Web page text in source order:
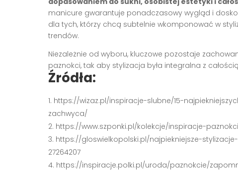
manicure gwarantuje ponadczasowy wygląd i
dla tych, którzy chcą subtelnie wkomponować w
trendów.
Niezależnie od wyboru, kluczowe pozostaje
paznokci, tak aby stylizacja była integralna z
Źródła:
https://wizaz.pl/inspiracje-slubne/15-
zachwyca/
https://www.szponki.pl/kolekcje/inspiracje-
https://gloswielkopolski.pl/najpiekniejsze-
27264207
https://inspiracje.polki.pl/uroda/paznokcie/